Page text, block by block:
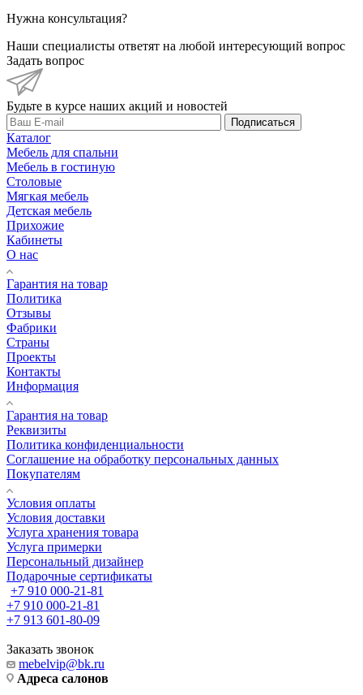
Нужна консультация?
Наши специалисты ответят на любой интересующий вопрос
Задать вопрос
Будьте в курсе наших акций и новостей
Подписаться
Каталог
Мебель для спальни
Мебель в гостиную
Столовые
Мягкая мебель
Детская мебель
Прихожие
Кабинеты
О нас
Гарантия на товар
Политика
Отзывы
Фабрики
Страны
Проекты
Контакты
Информация
Гарантия на товар
Реквизиты
Политика конфиденциальности
Соглашение на обработку персональных данных
Покупателям
Условия оплаты
Условия доставки
Услуга хранения товара
Услуга примерки
Персональный дизайнер
Подарочные сертификаты
+7 910 000-21-81
+7 910 000-21-81
+7 913 601-80-09
Заказать звонок
mebelvip@bk.ru
Адреса салонов